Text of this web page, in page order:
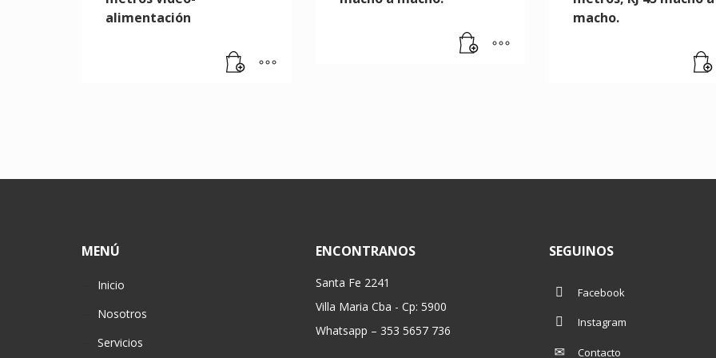
alimentación
macho.
MENÚ
Inicio
Nosotros
Servicios
ENCONTRANOS
Santa Fe 2241
Villa Maria Cba - Cp: 5900
Whatsapp – 353 5657 736
SEGUINOS
Facebook
Instagram
Contacto